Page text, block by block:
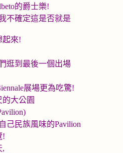
的爵士樂!
不確定這是否就是
起來!
逛到最後一個出場
展場更為吃驚!
大公園
己民族風味的Pavilion
!
,